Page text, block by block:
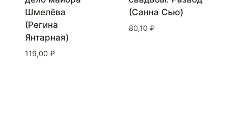
Шмелёва
(Регина
Янтарная)
119,00 ₽
(Санна Сью)
80,10 ₽